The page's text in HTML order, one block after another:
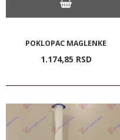
POKLOPAC MAGLENKE
1.174,85 RSD